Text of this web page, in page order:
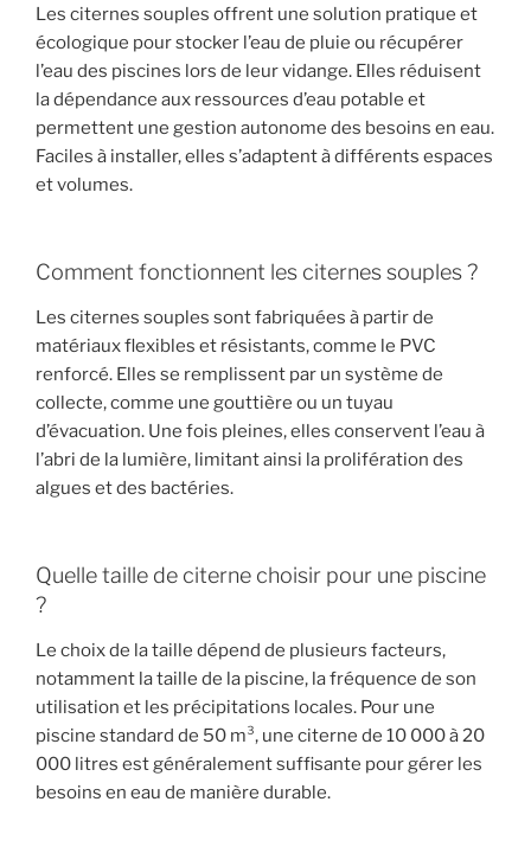
Les citernes souples offrent une solution pratique et
écologique pour stocker l’eau de pluie ou récupérer
l’eau des piscines lors de leur vidange. Elles réduisent
la dépendance aux ressources d’eau potable et
permettent une gestion autonome des besoins en eau.
Faciles à installer, elles s’adaptent à différents espaces
et volumes.
Comment fonctionnent les citernes souples ?
Les citernes souples sont fabriquées à partir de
matériaux flexibles et résistants, comme le PVC
renforcé. Elles se remplissent par un système de
collecte, comme une gouttière ou un tuyau
d’évacuation. Une fois pleines, elles conservent l’eau à
l’abri de la lumière, limitant ainsi la prolifération des
algues et des bactéries.
Quelle taille de citerne choisir pour une piscine
?
Le choix de la taille dépend de plusieurs facteurs,
notamment la taille de la piscine, la fréquence de son
utilisation et les précipitations locales. Pour une
piscine standard de 50 m³, une citerne de 10 000 à 20
000 litres est généralement suffisante pour gérer les
besoins en eau de manière durable.